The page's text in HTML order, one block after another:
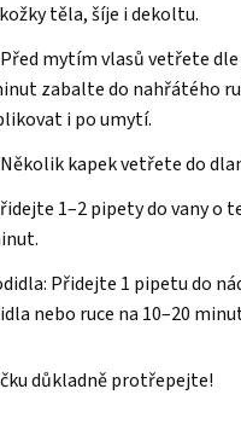
těla, šíje i dekoltu.
Před mytím vlasů vetřete
zabalte do nahřátého
i po umytí.
kapek vetřete do
1–2 pipety do vany o
Přidejte 1 pipetu do
nebo ruce na 10–20
důkladně protřepejte!